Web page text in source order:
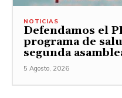
NOTICIAS
Defendamos el
programa de
segunda
5 Agosto, 2026